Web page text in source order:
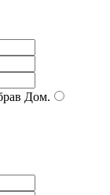
Дом.